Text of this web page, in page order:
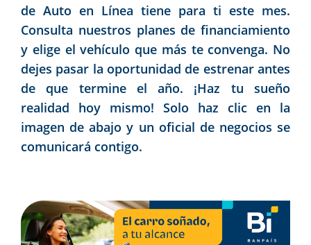
de Auto en Línea tiene para ti este mes.
Consulta nuestros planes de financiamiento
y elige el vehículo que más te convenga. No
dejes pasar la oportunidad de estrenar antes
de que termine el año. ¡Haz tu sueño
realidad hoy mismo! Solo haz clic en la
imagen de abajo y un oficial de negocios se
comunicará contigo.